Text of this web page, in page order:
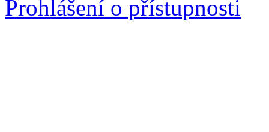
Prohlášení o přístupnosti